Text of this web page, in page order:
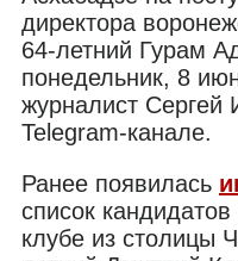
директора
64-летний Гурам
понедельник, 8
журналист Сергей
Telegram-канале.
Ранее появилась
список
клубе из столицы